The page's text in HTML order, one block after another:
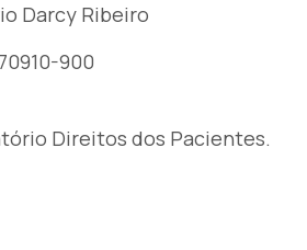
Darcy Ribeiro
900
Direitos dos Pacientes.